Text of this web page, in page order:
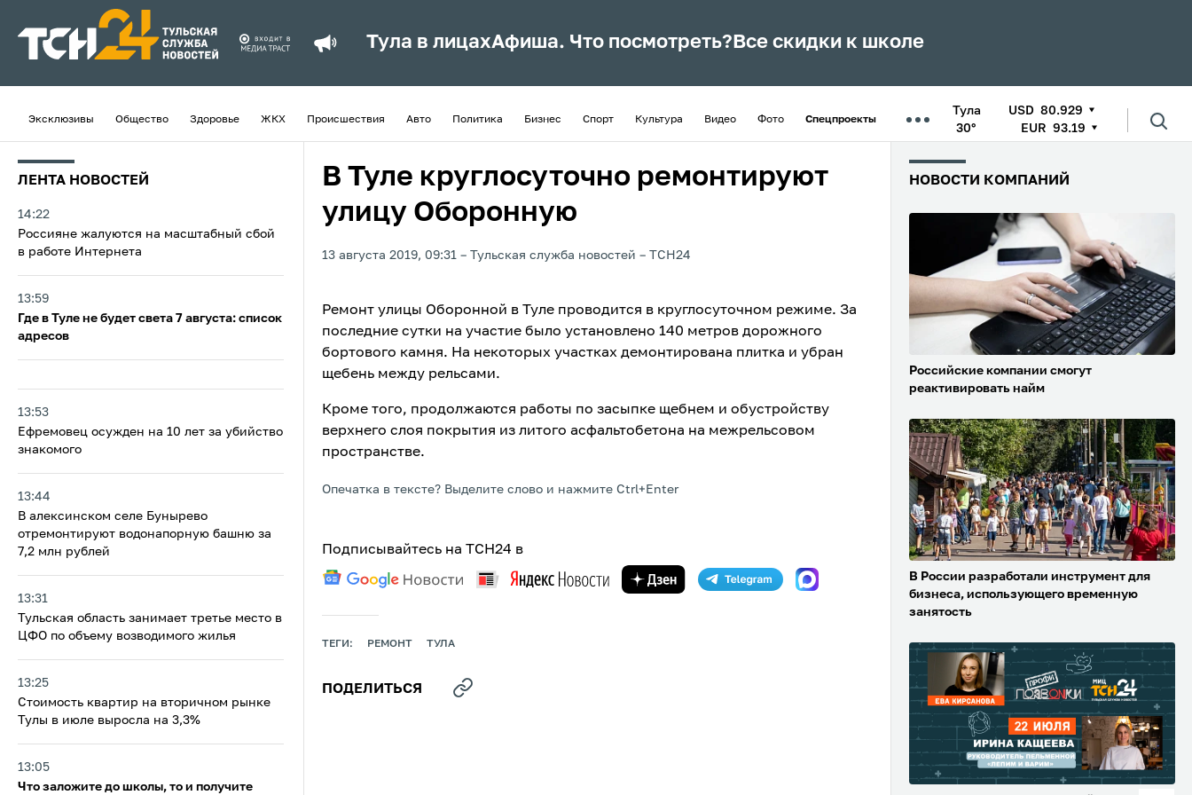
Тула в лицахАфиша. Что посмотреть? Все скидки к школе
Эксклюзивы Общество Здоровье ЖКХ Происшествия Авто Политика Бизнес Спорт Культура Видео Фото Спецпроекты
Тула
30°
USD 80.929
EUR 93.19
ЛЕНТА НОВОСТЕЙ
14:22
Россияне жалуются на масштабный сбой
в работе Интернета
13:59
Где в Туле не будет света 7 августа: список
адресов
13:53
Ефремовец осужден на 10 лет за убийство
знакомого
13:44
В алексинском селе Бунырево
отремонтируют водонапорную башню за
7,2 млн рублей
13:31
Тульская область занимает третье место в
ЦФО по объему возводимого жилья
13:25
Стоимость квартир на вторичном рынке
Тулы в июле выросла на 3,3%
13:05
Что заложите до школы, то и получите
В Туле круглосуточно ремонтируют
улицу Оборонную
13 августа 2019, 09:31 Тульская служба новостей ТСН24
Ремонт улицы Оборонной в Туле проводится в круглосуточном режиме. За
последние сутки на участие было установлено 140 метров дорожного
бортового камня. На некоторых участках демонтирована плитка и убран
щебень между рельсами.
Кроме того, продолжаются работы по засыпке щебнем и обустройству
верхнего слоя покрытия из литого асфальтобетона на межрельсовом
пространстве.
Опечатка в тексте? Выделите слово и нажмите Ctrl+Enter
Подписывайтесь на ТСН24 в
ТЕГИ: РЕМОНТ ТУЛА
ПОДЕЛИТЬСЯ
НОВОСТИ КОМПАНИЙ
Российские компании смогут
реактивировать найм
В России разработали инструмент для
бизнеса, использующего временную
занятость